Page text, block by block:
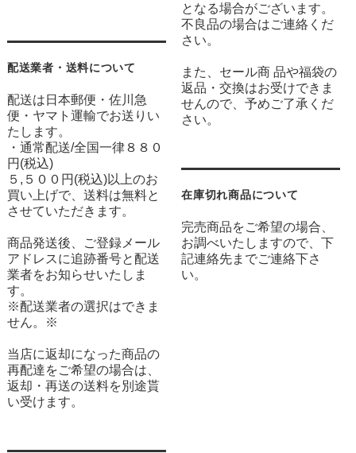
配送業者・送料について
配送は日本郵便・佐川急
便・ヤマト運輸でお送りい
たします。
・通常配送/全国一律８８０
円(税込)
５,５００円(税込)以上のお
買い上げで、送料は無料と
させていただきます。
商品発送後、ご登録メール
アドレスに追跡番号と配送
業者をお知らせいたしま
す。
※配送業者の選択はできま
せん。※
当店に返却になった商品の
再配達をご希望の場合は、
返却・再送の送料を別途貰
い受けます。
となる場合がございます。
不良品の場合はご連絡くだ
さい。
また、セール商 品や福袋の
返品・交換はお受けできま
せんので、予めご了承くだ
さい。
在庫切れ商品について
完売商品をご希望の場合、
お調べいたしますので、下
記連絡先までご連絡下さ
い。